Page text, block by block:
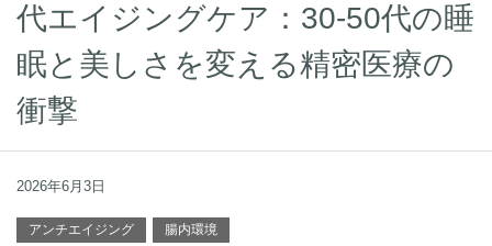
代エイジングケア：30-50代の睡
眠と美しさを変える精密医療の
衝撃
2026年6月3日
アンチエイジング 腸内環境